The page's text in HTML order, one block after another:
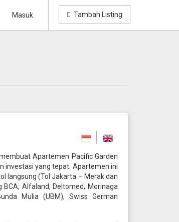
Masuk Tambah Listing
Apartemen Pacific Garden
investasi yang tepat. Apartemen ini
langsung (Tol Jakarta – Merak dan
BCA, Alfaland, Deltomed, Morinaga
Mulia (UBM), Swiss German